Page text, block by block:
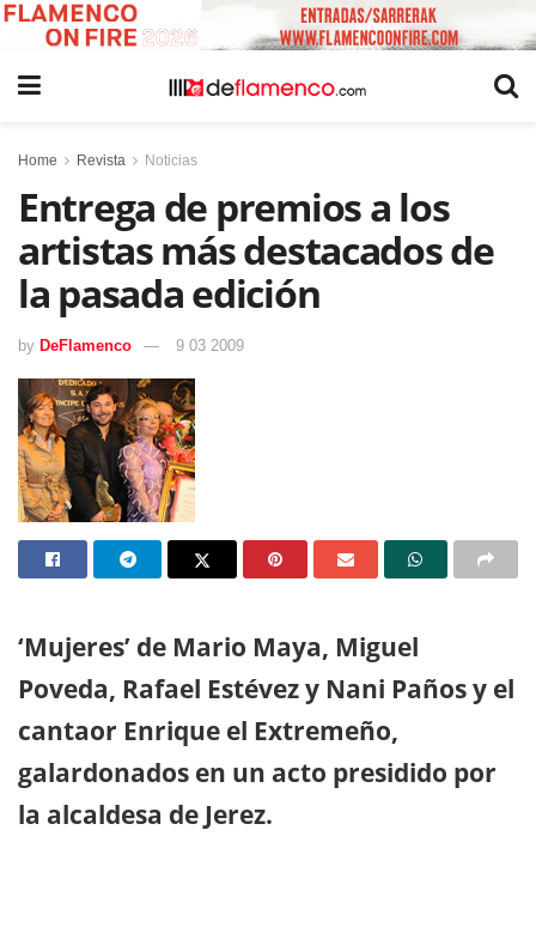
Home Revista Noticias
Entrega de premios a los
artistas más destacados de
la pasada edición
by DeFlamenco 9 03 2009
‘Mujeres’ de Mario Maya, Miguel
Poveda, Rafael Estévez y Nani Paños y el
cantaor Enrique el Extremeño,
galardonados en un acto presidido por
la alcaldesa de Jerez.